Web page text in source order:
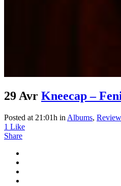
29 Avr Kneecap –
Posted at 21:01h in Albums, Review
1 Like
Share